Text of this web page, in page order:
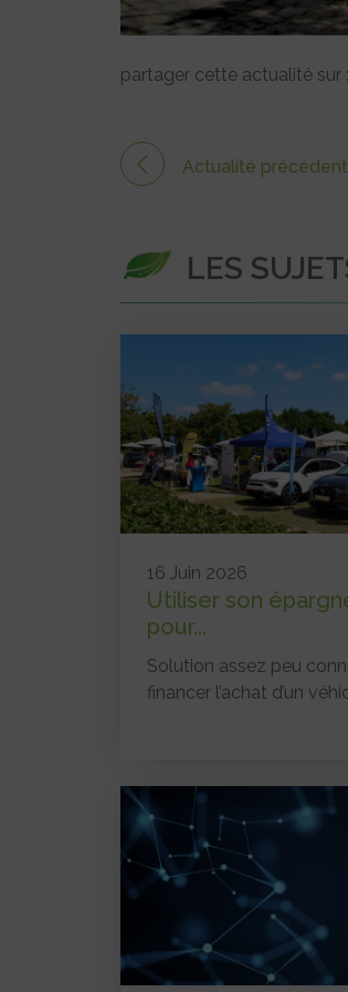
partager cette actualité sur :
Actualité
LES
16 Juin 2026
Utiliser son
pour...
Solution assez peu
financer l’achat d’un